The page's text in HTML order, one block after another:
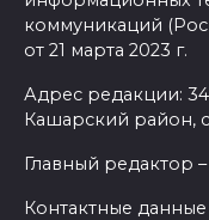
коммуникаций
от 21 марта 2023 г.
Адрес редакции:
Кашарский район,
Главный редактор
Контактные